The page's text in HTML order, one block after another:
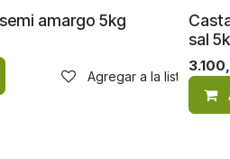
amargo 5kg
Agregar a la lista de
sal